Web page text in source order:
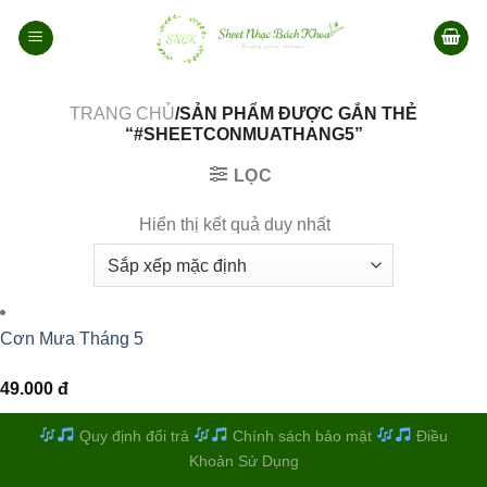
qua
TRANG CHỦ/SẢN PHẨM ĐƯỢC GẮN THẺ
“#SHEETCONMUATHANG5”
LỌC
Hiển thị kết quả duy nhất
Cơn Mưa Tháng 5
49.000 đ
Quy định đổi trả Chính sách bảo mật
Điều
Khoản Sử Dụng